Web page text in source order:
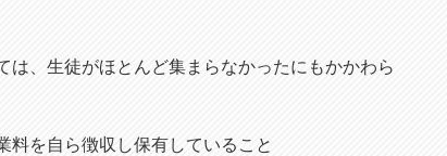
は、生徒がほとんど集まらなかったにもかかわら
料を自ら徴収し保有していること